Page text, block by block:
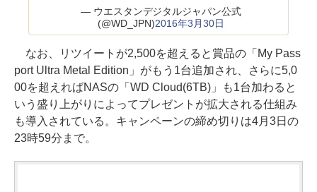
— ウエスタンデジタルジャパン公式
(@WD_JPN)2016年3月30日
なお、リツイートが2,500を超えると賞品の「My Pass
port Ultra Metal Edition」がもう1台追加され、さらに5,0
00を超えればNASの「WD Cloud(6TB)」も1台加わると
いう盛り上がりによってプレゼントが拡大される仕組み
も導入されている。キャンペーンの締め切りは4月3日の
23時59分まで。